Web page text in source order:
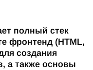
полный стек
фронтенд (HTML,
создания
а также основы